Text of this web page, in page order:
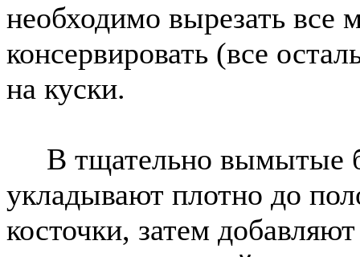
необходимо вырезать все
консервировать (все
на куски.
В тщательно вымытые
укладывают плотно до
косточки, затем